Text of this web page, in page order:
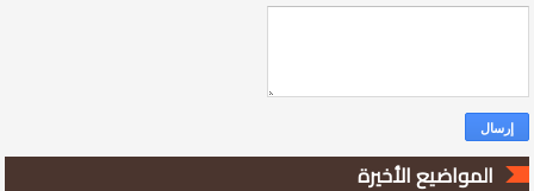
المواضيع الأخيرة